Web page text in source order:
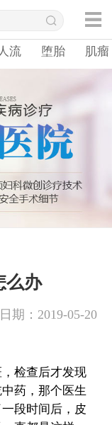
人流 堕胎 肌瘤
么办
期：2019-05-20
检查后才发现
药，那个医生
段时间后，皮